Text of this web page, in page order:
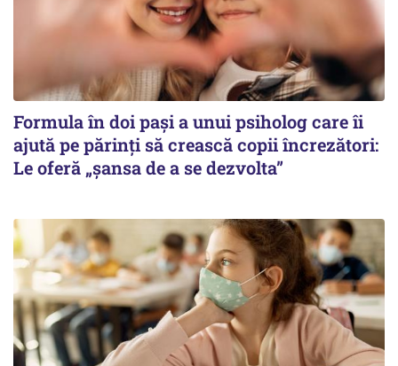
Formula în doi pași a unui psiholog care îi
ajută pe părinți să crească copii încrezători:
Le oferă „șansa de a se dezvolta”